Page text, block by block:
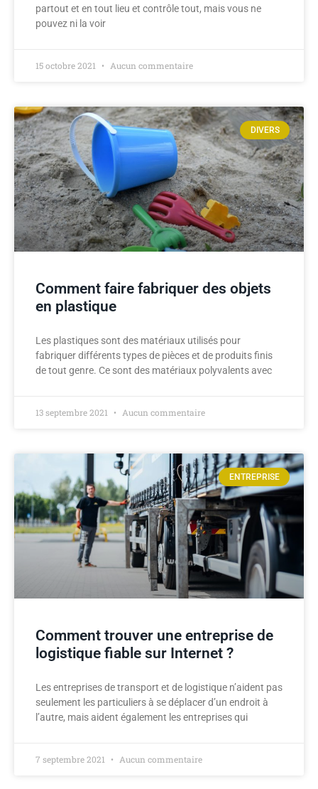
partout et en tout lieu et contrôle tout, mais vous ne
pouvez ni la voir
15 octobre 2021 Aucun commentaire
DIVERS
Comment faire fabriquer des objets
en plastique
Les plastiques sont des matériaux utilisés pour
fabriquer différents types de pièces et de produits finis
de tout genre. Ce sont des matériaux polyvalents avec
13 septembre 2021 Aucun commentaire
ENTREPRISE
Comment trouver une entreprise de
logistique fiable sur Internet ?
Les entreprises de transport et de logistique n’aident pas
seulement les particuliers à se déplacer d’un endroit à
l’autre, mais aident également les entreprises qui
7 septembre 2021 Aucun commentaire